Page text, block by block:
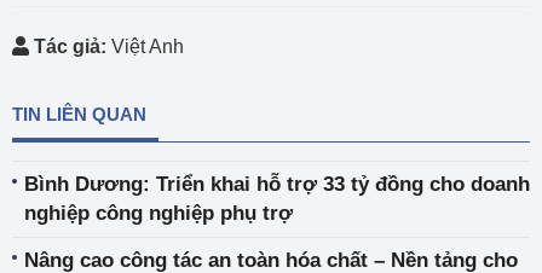
Tác giả: Việt Anh
TIN LIÊN QUAN
Bình Dương: Triển khai hỗ trợ 33 tỷ đồng cho doanh
nghiệp công nghiệp phụ trợ
Nâng cao công tác an toàn hóa chất – Nền tảng cho